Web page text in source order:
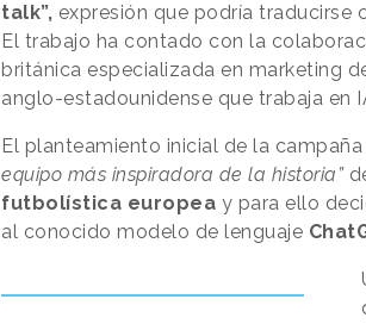
talk”, expresión que podría traducirse
El trabajo ha contado con la
británica especializada en marketing
anglo-estadounidense que trabaja en
El planteamiento inicial de la campaña
equipo más inspiradora de la historia”
futbolística europea y para ello
al conocido modelo de lenguaje